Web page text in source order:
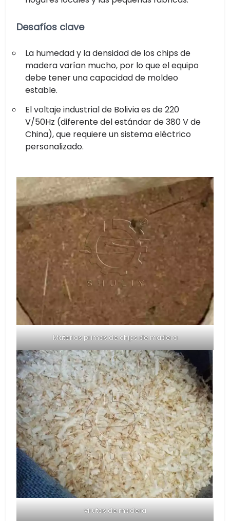
Desafíos clave
La humedad y la densidad de los chips de
madera varían mucho, por lo que el equipo
debe tener una capacidad de moldeo
estable.
El voltaje industrial de Bolivia es de 220
V/50Hz (diferente del estándar de 380 V de
China), que requiere un sistema eléctrico
personalizado.
Materias primas de chips de madera
virutas de madera